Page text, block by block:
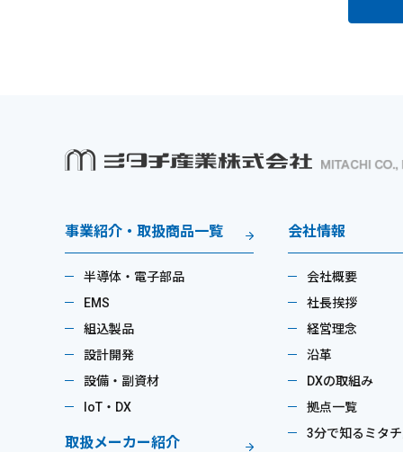
事業紹介・取扱商品一覧
半導体・電子部品
EMS
組込製品
設計開発
設備・副資材
IoT・DX
取扱メーカー紹介
会社情報
会社概要
社長挨拶
経営理念
沿革
DXの取組み
拠点一覧
3分で知るミタ